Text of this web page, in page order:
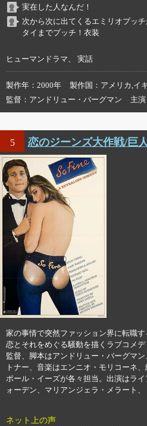
実在した人なんだ！
次から次に出てくるエミリオプッ
タイまでプッチ！衣装
ヒューマンドラマ、 実話
製作年 2000年 製作国 アメリカ,イ
監督
アンドリュー・バーグマン 主演
5 恋のジーンズ大作戦/巨
家の事情で突然ファッション界に転職
恋とそれをめぐる騒動を描くラブコメデ
監督、脚本はアンドリュー・バーグマ
トナー、音楽はエンニオ・モリコーネ
ポール・イーズが各々担当。出演はラ
ォーデン、マリアンジェラ・メラート、
ネット上の声